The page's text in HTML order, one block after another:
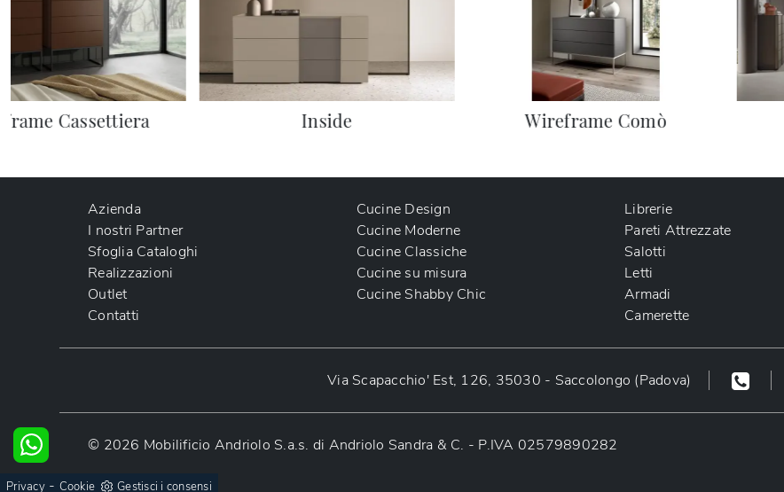
Cassettiera Inside Wireframe Comò
Azienda
I nostri Partner
Sfoglia Cataloghi
Realizzazioni
Outlet
Contatti
Cucine Design
Cucine Moderne
Cucine Classiche
Cucine su misura
Cucine Shabby Chic
Librerie
Pareti Attrezzate
Salotti
Letti
Armadi
Camerette
Via Scapacchio' Est, 126, 35030 - Saccolongo (Padova)
© 2026 Mobilificio Andriolo S.a.s. di Andriolo Sandra & C. - P.IVA 02579890282
Privacy- Cookie Gestisci i consensi